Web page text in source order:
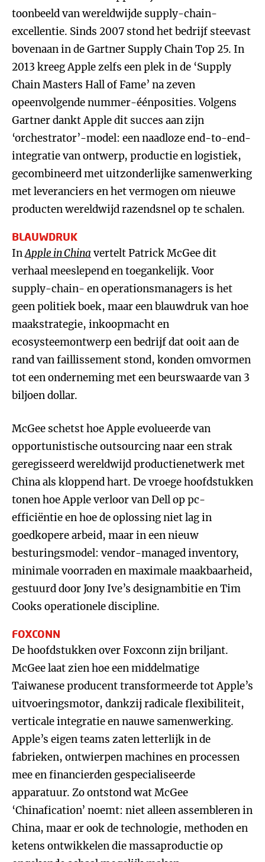
toonbeeld van wereldwijde supply-chain-
excellentie. Sinds 2007 stond het bedrijf steevast
bovenaan in de Gartner Supply Chain Top 25. In
2013 kreeg Apple zelfs een plek in de ‘Supply
Chain Masters Hall of Fame’ na zeven
opeenvolgende nummer-éénposities. Volgens
Gartner dankt Apple dit succes aan zijn
‘orchestrator’-model: een naadloze end-to-end-
integratie van ontwerp, productie en logistiek,
gecombineerd met uitzonderlijke samenwerking
met leveranciers en het vermogen om nieuwe
producten wereldwijd razendsnel op te schalen.
BLAUWDRUK
InApple in China vertelt Patrick McGee dit
verhaal meeslepend en toegankelijk. Voor
supply-chain- en operationsmanagers is het
geen politiek boek, maar een blauwdruk van hoe
maakstrategie, inkoopmacht en
ecosysteemontwerp een bedrijf dat ooit aan de
rand van faillissement stond, konden omvormen
tot een onderneming met een beurswaarde van 3
biljoen dollar.
McGee schetst hoe Apple evolueerde van
opportunistische outsourcing naar een strak
geregisseerd wereldwijd productienetwerk met
China als kloppend hart. De vroege hoofdstukken
tonen hoe Apple verloor van Dell op pc-
efficiëntie en hoe de oplossing niet lag in
goedkopere arbeid, maar in een nieuw
besturingsmodel: vendor-managed inventory,
minimale voorraden en maximale maakbaarheid,
gestuurd door Jony Ive’s designambitie en Tim
Cooks operationele discipline.
FOXCONN
De hoofdstukken over Foxconn zijn briljant.
McGee laat zien hoe een middelmatige
Taiwanese producent transformeerde tot Apple’s
uitvoeringsmotor, dankzij radicale flexibiliteit,
verticale integratie en nauwe samenwerking.
Apple’s eigen teams zaten letterlijk in de
fabrieken, ontwierpen machines en processen
mee en financierden gespecialiseerde
apparatuur. Zo ontstond wat McGee
‘Chinafication’ noemt: niet alleen assembleren in
China, maar er ook de technologie, methoden en
ketens ontwikkelen die massaproductie op